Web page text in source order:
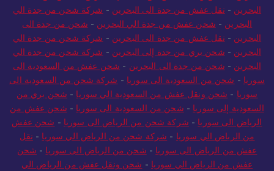
البحرين- شحن و نقل عفش من جدة الي البحرين-شحن من جدة الى
البحرين - نقل عفش من جدة الى البحرين -شركة شحن من جدة الي
البحرين -شحن عفش من جدة الي البحرين-شحن من جدة الى
البحرين - نقل عفش من جدة الى البحرين - شركة شحن من جدة الي
البحرين - شحن بري من جدة إلى البحرين-شركة شحن من جدة الي
البحرين -شحن من جدة الى البحرين- شحن عفش من السعودية الى
سوريا - شحن من السعودية الى سوريا-شركة شحن من السعودية الى
سوريا-شحن ونقل عفش من السعودية الي سوريا - شحن بري من
السعودية إلى سوريا-شحن من السعودية الى سوريا -شحن عفش من
الرياض الى سوريا
- شركة شحن من الرياض الى سوريا - شحن عفش
من الرياض الي سوريا-شركة شحن من الرياض الي سوريا-نقل
عفش من الرياض الى سوريا -شحن من الرياض الى سوريا-
شحن